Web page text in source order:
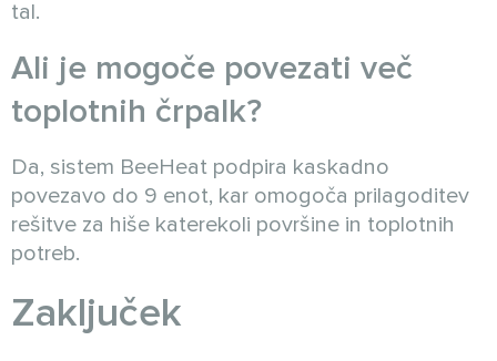
tal.
Ali je mogoče povezati več
toplotnih črpalk?
Da, sistem BeeHeat podpira kaskadno
povezavo do 9 enot, kar omogoča prilagoditev
rešitve za hiše katerekoli površine in toplotnih
potreb.
Zaključek